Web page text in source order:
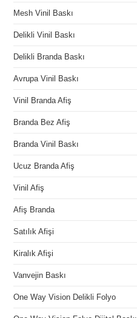
Mesh Vinil Baskı
Delikli Vinil Baskı
Delikli Branda Baskı
Avrupa Vinil Baskı
Vinil Branda Afiş
Branda Bez Afiş
Branda Vinil Baskı
Ucuz Branda Afiş
Vinil Afiş
Afiş Branda
Satılık Afişi
Kiralık Afişi
Vanvejin Baskı
One Way Vision Delikli Folyo